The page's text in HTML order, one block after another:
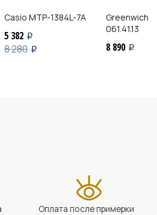
Casio MTP-1384L-7A
5 382 i
8 280 i
Greenwich
061.41.13
8 890 i
Оплата после примерки